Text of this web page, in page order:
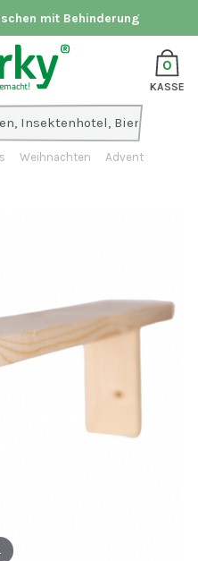
mit Behinderung
0
KASSE
Weihnachten
Advent